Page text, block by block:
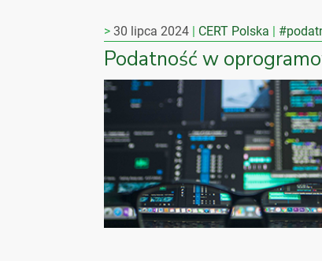
30 lipca 2024 CERT Polska
Podatność w